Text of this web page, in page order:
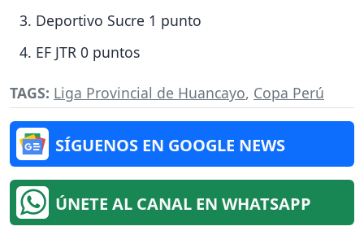
Deportivo Sucre 1 punto
EF JTR 0 puntos
TAGS: Liga Provincial de Huancayo, Copa Perú
SÍGUENOS EN GOOGLE NEWS
ÚNETE AL CANAL EN WHATSAPP